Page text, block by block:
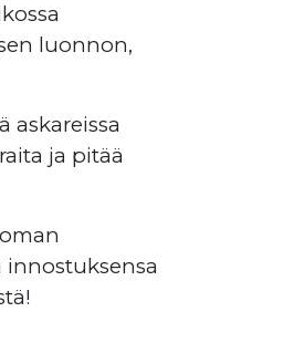
luonnon,
askareissa
ja pitää
innostuksensa